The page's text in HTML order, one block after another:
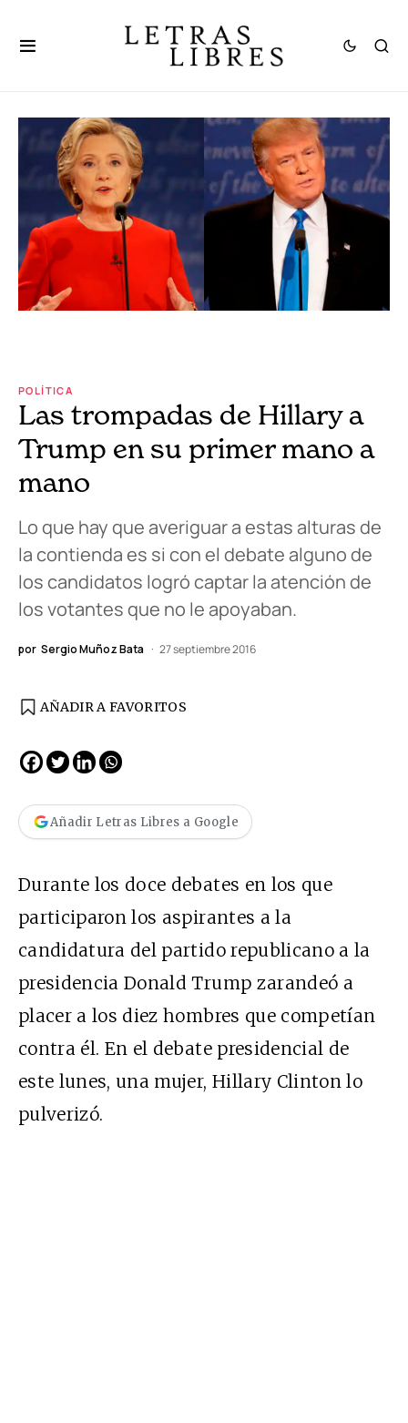
POLÍTICA
Las trompadas de Hillary a
Trump en su primer mano a
mano
Lo que hay que averiguar a estas alturas de
la contienda es si con el debate alguno de
los candidatos logró captar la atención de
los votantes que no le apoyaban.
por Sergio Muñoz Bata 27 septiembre 2016
AÑADIR A FAVORITOS
Añadir Letras Libres a Google
Durante los doce debates en los que
participaron los aspirantes a la
candidatura del partido republicano a la
presidencia Donald Trump zarandeó a
placer a los diez hombres que competían
contra él. En el debate presidencial de
este lunes, una mujer, Hillary Clinton lo
pulverizó.